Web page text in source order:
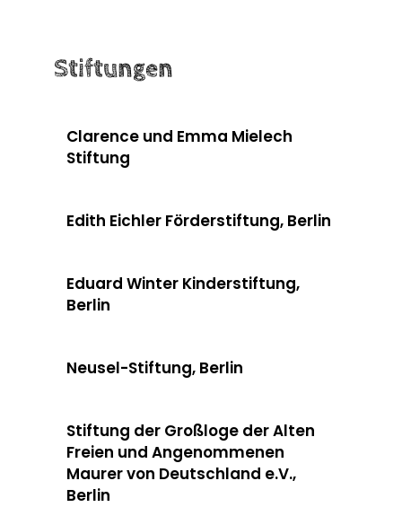
Stiftungen
Clarence und Emma Mielech
Stiftung
Edith Eichler Förderstiftung, Berlin
Eduard Winter Kinderstiftung,
Berlin
Neusel-Stiftung, Berlin
Stiftung der Großloge der Alten
Freien und Angenommenen
Maurer von Deutschland e.V.,
Berlin